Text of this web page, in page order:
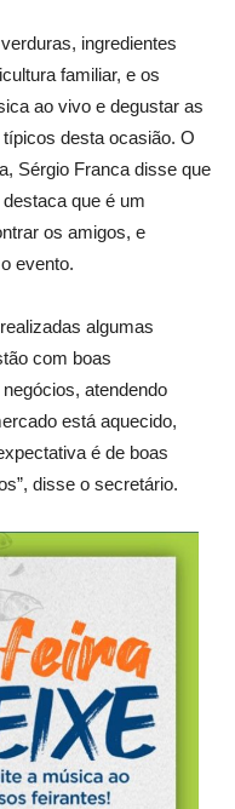
ingredientes
familiar, e os
ao vivo e degustar as
desta ocasião. O
Sérgio Franca disse que
que é um
os amigos, e
evento.
algumas
com boas
atendendo
está aquecido,
é de boas
disse o secretário.